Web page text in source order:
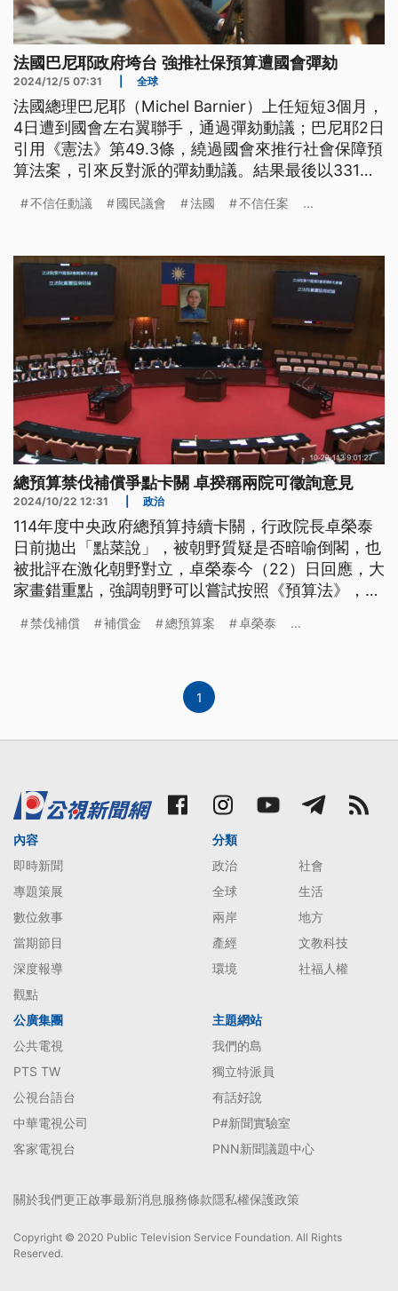
法國巴尼耶政府垮台 強推社保預算遭國會彈劾
2024/12/5 07:31 全球
法國總理巴尼耶（Michel Barnier）上任短短3個月，
4日遭到國會左右翼聯手，通過彈劾動議；巴尼耶2日
引用《憲法》第49.3條，繞過國會來推行社會保障預
算法案，引來反對派的彈劾動議。結果最後以331票
台的總理，也是史上最短任期的總理。法國總統馬克
發表電視演說。
不信任動議 國民議會 法國 不信任案 ...
總預算禁伐補償爭點卡關 卓揆稱兩院可徵詢意見
2024/10/22 12:31 政治
114年度中央政府總預算持續卡關，行政院長卓榮泰
日前拋出「點菜說」，被朝野質疑是否暗喻倒閣，也
被批評在激化朝野對立，卓榮泰今（22）日回應，大
家畫錯重點，強調朝野可以嘗試按照《預算法》，立
金」，共同指出財源，解決問題。
禁伐補償 補償金 總預算案 卓榮泰 ...
1
內容
即時新聞
專題策展
數位敘事
當期節目
深度報導
觀點
分類
政治
社會
全球
生活
兩岸
地方
產經
文教科技
環境
社福人權
公廣集團
公共電視
PTS TW
公視台語台
中華電視公司
客家電視台
主題網站
我們的島
獨立特派員
有話好說
P#新聞實驗室
PNN新聞議題中心
關於我們更正啟事最新消息服務條款隱私權保護政策
Copyright © 2020 Public Television Service Foundation. All Rights
Reserved.